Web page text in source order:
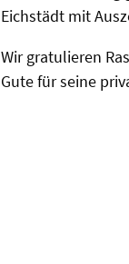
Eichstädt mit
Wir gratulieren
Gute für seine